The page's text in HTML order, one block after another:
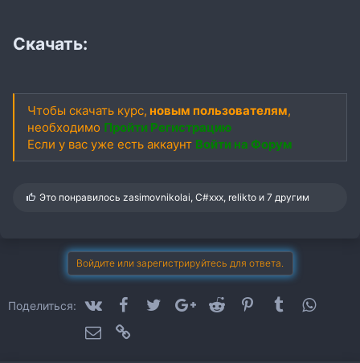
Скачать:
Чтобы скачать курс, новым пользователям,
необходимо Пройти Регистрацию
Если у вас уже есть аккаунт Войти на Форум
С
Это понравилось zasimovnikolai,C#xxx, relikto и 7 другим
Войдите или зарегистрируйтесь для ответа.
Поделиться: VK FacebookTwitterGoogle+Reddit PinterestTumblr
Электронная почта